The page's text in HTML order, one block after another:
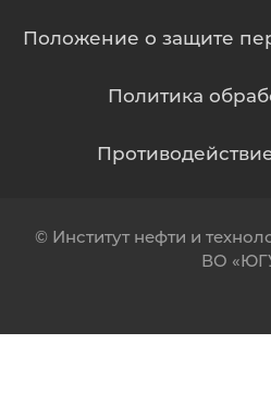
Положение о защите
Политика
© Институт нефти и
ВО